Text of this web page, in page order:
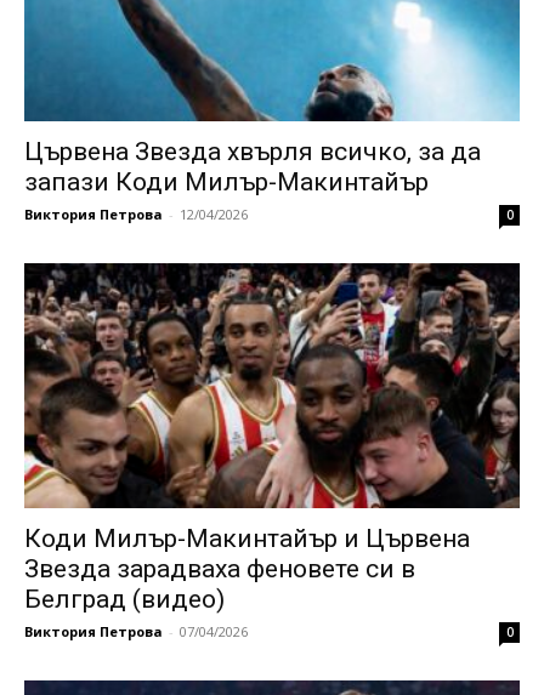
Цървена Звезда хвърля всичко, за да
запази Коди Милър-Макинтайър
Виктория Петрова - 12/04/2026 0
Коди Милър-Макинтайър и Цървена
Звезда зарадваха феновете си в
Белград (видео)
Виктория Петрова - 07/04/2026 0